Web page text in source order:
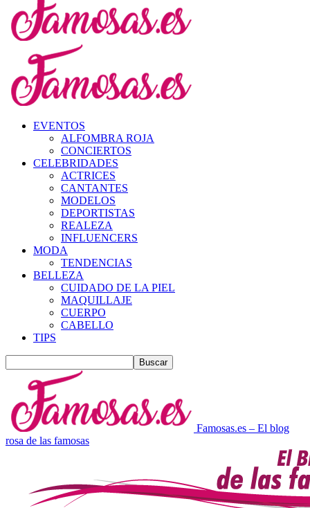
EVENTOS
ALFOMBRA ROJA
CONCIERTOS
CELEBRIDADES
ACTRICES
CANTANTES
MODELOS
DEPORTISTAS
REALEZA
INFLUENCERS
MODA
TENDENCIAS
BELLEZA
CUIDADO DE LA PIEL
MAQUILLAJE
CUERPO
CABELLO
TIPS
Famosas.es – El blog
rosa de las famosas